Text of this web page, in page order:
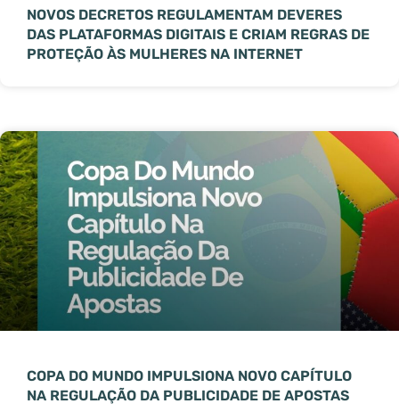
NOVOS DECRETOS REGULAMENTAM DEVERES
DAS PLATAFORMAS DIGITAIS E CRIAM REGRAS DE
PROTEÇÃO ÀS MULHERES NA INTERNET
COPA DO MUNDO IMPULSIONA NOVO CAPÍTULO
NA REGULAÇÃO DA PUBLICIDADE DE APOSTAS